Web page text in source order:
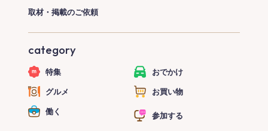
取材・掲載のご依頼
category
特集 おでかけ
グルメ お買い物
働く 参加する